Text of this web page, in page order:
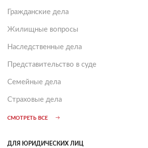
Гражданские дела
Жилищные вопросы
Наследственные дела
Представительство в суде
Семейные дела
Страховые дела
СМОТРЕТЬ ВСЕ
ДЛЯ ЮРИДИЧЕСКИХ ЛИЦ